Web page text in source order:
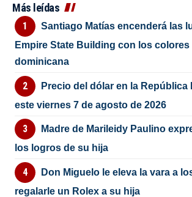
Más leídas
Santiago Matías encenderá las
Empire State Building con los colores
dominicana
Precio del dólar en la República
este viernes 7 de agosto de 2026
Madre de Marileidy Paulino
los logros de su hija
Don Miguelo le eleva la vara a
regalarle un Rolex a su hija